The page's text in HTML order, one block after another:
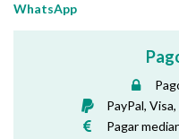
WhatsApp
PayPal,
Pagar